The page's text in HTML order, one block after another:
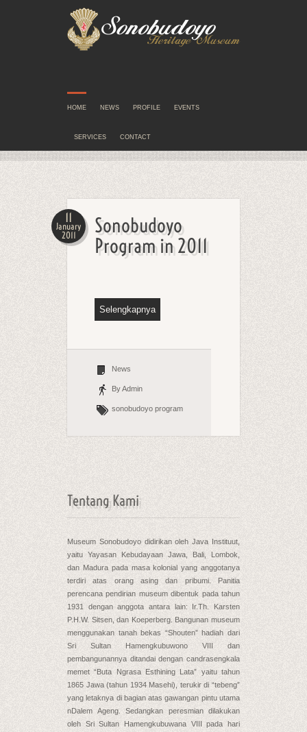
HOME NEWS PROFILE EVENTS
SERVICES CONTACT
11
January
2011
Sonobudoyo
Program in 2011
Selengkapnya
News
By Admin
sonobudoyo program
Tentang Kami
Museum Sonobudoyo didirikan oleh Java Instituut,
yaitu Yayasan Kebudayaan Jawa, Bali, Lombok,
dan Madura pada masa kolonial yang anggotanya
terdiri atas orang asing dan pribumi. Panitia
perencana pendirian museum dibentuk pada tahun
1931 dengan anggota antara lain: Ir.Th. Karsten
P.H.W. Sitsen, dan Koeperberg. Bangunan museum
menggunakan tanah bekas “Shouten” hadiah dari
Sri Sultan Hamengkubuwono VIII dan
pembangunannya ditandai dengan candrasengkala
memet “Buta Ngrasa Esthining Lata” yaitu tahun
1865 Jawa (tahun 1934 Masehi), terukir di “tebeng”
yang letaknya di bagian atas gawangan pintu utama
nDalem Ageng. Sedangkan peresmian dilakukan
oleh Sri Sultan Hamengkubuwana VIII pada hari